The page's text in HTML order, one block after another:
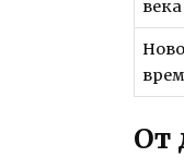
века
От